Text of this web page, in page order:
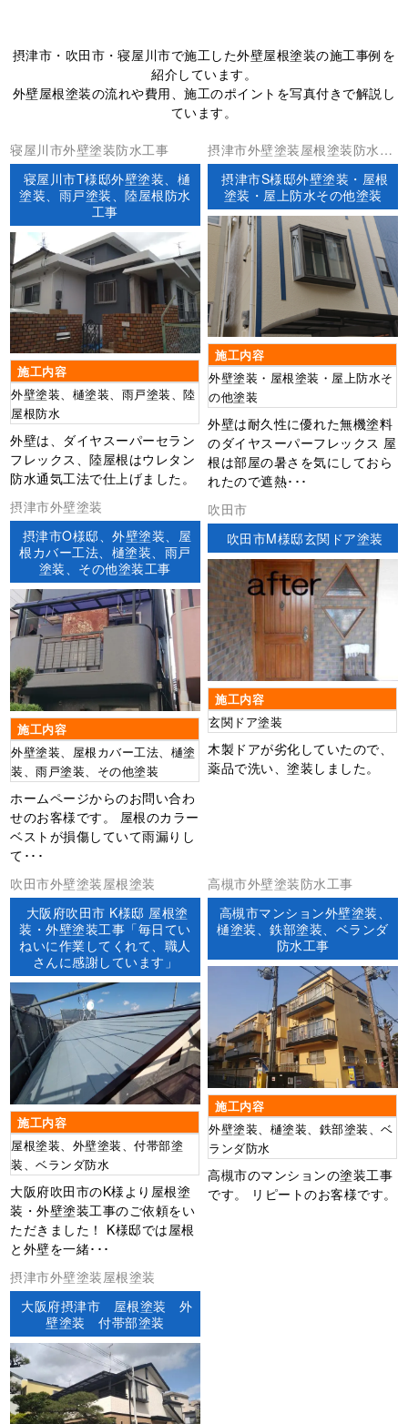
摂津市・吹田市・寝屋川市で施工した外壁屋根塗装の施工事例を
紹介しています。
外壁屋根塗装の流れや費用、施工のポイントを写真付きで解説し
ています。
寝屋川市外壁塗装防水工事
寝屋川市T様邸外壁塗装、樋
塗装、雨戸塗装、陸屋根防水
工事
施工内容
外壁塗装、樋塗装、雨戸塗装、陸
屋根防水
外壁は、ダイヤスーパーセラン
フレックス、陸屋根はウレタン
防水通気工法で仕上げました。
摂津市外壁塗装屋根塗装防水工
事
摂津市S様邸外壁塗装・屋根
塗装・屋上防水その他塗装
施工内容
外壁塗装・屋根塗装・屋上防水そ
の他塗装
外壁は耐久性に優れた無機塗料
のダイヤスーパーフレックス 屋
根は部屋の暑さを気にしておら
れたので遮熱･･･
摂津市外壁塗装
摂津市O様邸、外壁塗装、屋
根カバー工法、樋塗装、雨戸
塗装、その他塗装工事
施工内容
外壁塗装、屋根カバー工法、樋塗
装、雨戸塗装、その他塗装
ホームページからのお問い合わ
せのお客様です。 屋根のカラー
ベストが損傷していて雨漏りし
て･･･
吹田市
吹田市M様邸玄関ドア塗装
施工内容
玄関ドア塗装
木製ドアが劣化していたので、
薬品で洗い、塗装しました。
吹田市外壁塗装屋根塗装
大阪府吹田市 K様邸 屋根塗
装・外壁塗装工事「毎日てい
ねいに作業してくれて、職人
さんに感謝しています」
施工内容
屋根塗装、外壁塗装、付帯部塗
装、ベランダ防水
大阪府吹田市のK様より屋根塗
装・外壁塗装工事のご依頼をい
ただきました！ K様邸では屋根
と外壁を一緒･･･
高槻市外壁塗装防水工事
高槻市マンション外壁塗装、
樋塗装、鉄部塗装、ベランダ
防水工事
施工内容
外壁塗装、樋塗装、鉄部塗装、ベ
ランダ防水
高槻市のマンションの塗装工事
です。 リピートのお客様です。
摂津市外壁塗装屋根塗装
大阪府摂津市 屋根塗装 外
壁塗装 付帯部塗装